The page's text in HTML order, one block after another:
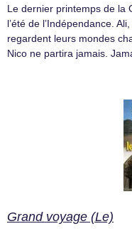
Le dernier printemps de la
l’été de l’Indépendance.
regardent leurs mondes
Nico ne partira jamais.
Grand voyage (Le)